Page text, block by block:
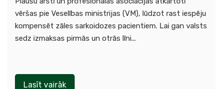
vēršas pie Veselības ministrijas (VM), lūdzot rast iespēju
kompensēt zāles sarkoidozes pacientiem. Lai gan valsts
sedz izmaksas pirmās un otrās līni...
Lasīt vairāk